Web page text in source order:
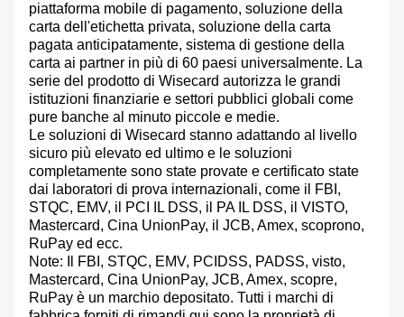
piattaforma mobile di pagamento, soluzione della
carta dell'etichetta privata, soluzione della carta
pagata anticipatamente, sistema di gestione della
carta ai partner in più di 60 paesi universalmente. La
serie del prodotto di Wisecard autorizza le grandi
istituzioni finanziarie e settori pubblici globali come
pure banche al minuto piccole e medie.
Le soluzioni di Wisecard stanno adattando al livello
sicuro più elevato ed ultimo e le soluzioni
completamente sono state provate e certificato state
dai laboratori di prova internazionali, come il FBI,
STQC, EMV, il PCI IL DSS, il PA IL DSS, il VISTO,
Mastercard, Cina UnionPay, il JCB, Amex, scoprono,
RuPay ed ecc.
Note: Il FBI, STQC, EMV, PCIDSS, PADSS, visto,
Mastercard, Cina UnionPay, JCB, Amex, scopre,
RuPay è un marchio depositato. Tutti i marchi di